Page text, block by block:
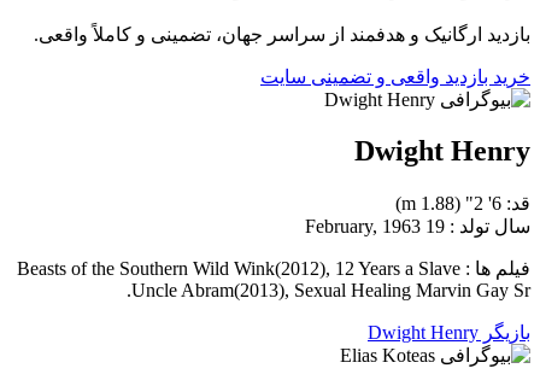
بازدید ارگانیک و هدفمند از سراسر جهان، تضمینی و کاملاً واقعی.
خرید بازدید واقعی و تضمینی سایت
Dwight Henry
قد: 6' 2" (1.88 m)
سال تولد : 19 February, 1963
فیلم ها : Beasts of the Southern Wild Wink(2012), 12 Years a Slave
Uncle Abram(2013), Sexual Healing Marvin Gay Sr.
بازیگر Dwight Henry